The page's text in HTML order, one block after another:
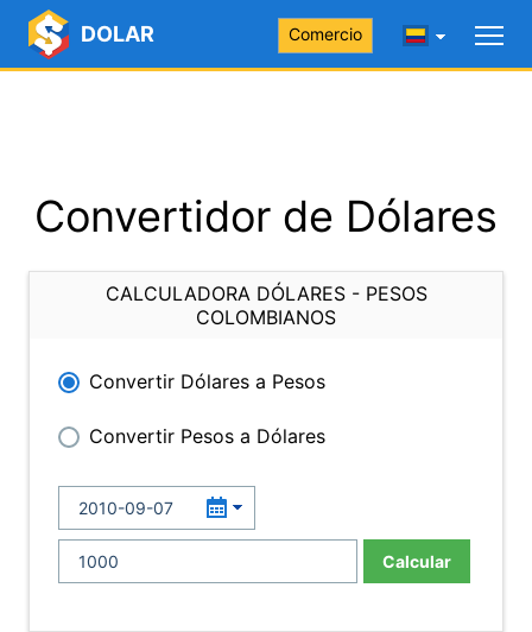
DOLAR Comercio
Convertidor de Dólares
CALCULADORA DÓLARES - PESOS
COLOMBIANOS
Convertir Dólares a Pesos
Convertir Pesos a Dólares
Calcular